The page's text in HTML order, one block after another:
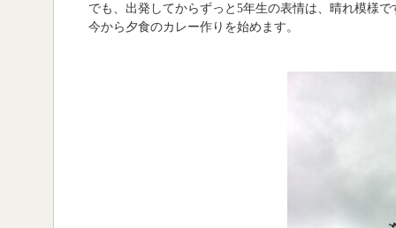
でも、出発してからずっと5年生の表情は、晴れ模様で
今から夕食のカレー作りを始めます。